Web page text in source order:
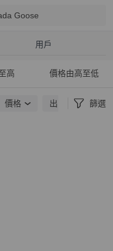
Goose
用戶
高 價格由高至低
價格 出貨地點 篩選